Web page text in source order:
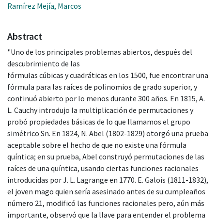
Ramírez Mejía, Marcos
Abstract
"Uno de los principales problemas abiertos, después del
descubrimiento de las
fórmulas cúbicas y cuadráticas en los 1500, fue encontrar una
fórmula para las raíces de polinomios de grado superior, y
continuó abierto por lo menos durante 300 años. En 1815, A.
L. Cauchy introdujo la multiplicación de permutaciones y
probó propiedades básicas de lo que llamamos el grupo
simétrico Sn. En 1824, N. Abel (1802-1829) otorgó una prueba
aceptable sobre el hecho de que no existe una fórmula
quíntica; en su prueba, Abel construyó permutaciones de las
raíces de una quíntica, usando ciertas funciones racionales
introducidas por J. L. Lagrange en 1770. E. Galois (1811-1832),
el joven mago quien sería asesinado antes de su cumpleaños
número 21, modificó las funciones racionales pero, aún más
importante, observó que la llave para entender el problema